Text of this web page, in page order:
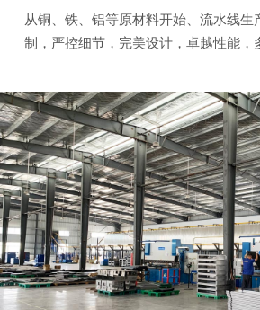
从铜、铁、铝等原材料开始、流水线生
制，严控细节，完美设计，卓越性能，